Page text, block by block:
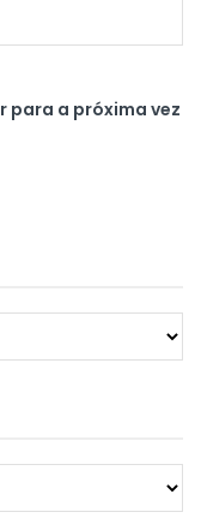
para a próxima vez